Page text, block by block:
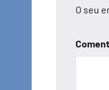
O seu